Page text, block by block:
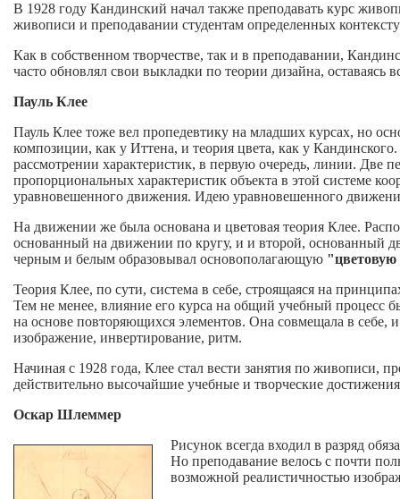
В 1928 году Кандинский начал также преподавать курс
живописи и преподавании студентам определенных
Как в собственном творчестве, так и в преподавании,
часто обновлял свои выкладки по теории дизайна,
Пауль Клее
Пауль Клее тоже вел пропедевтику на младших курсах, но
композиции, как у Иттена, и теория цвета, как у
рассмотрении характеристик, в первую очередь, линии. Две
пропорциональных характеристик объекта в этой системе
уравновешенного движения. Идею уравновешенного
На движении же была основана и цветовая теория Клее.
основанный на движении по кругу, и и второй, основанный
черным и белым образовывал основополагающую "цветовую
Теория Клее, по сути, система в себе, строящаяся на
Тем не менее, влияние его курса на общий учебный процесс
на основе повторяющихся элементов. Она совмещала в себе,
изображение, инвертирование, ритм.
Начиная с 1928 года, Клее стал вести занятия по живописи,
действительно высочайшие учебные и творческие
Оскар Шлеммер
Рисунок всегда входил в разряд
Но преподавание велось с почти
возможной реалистичностью